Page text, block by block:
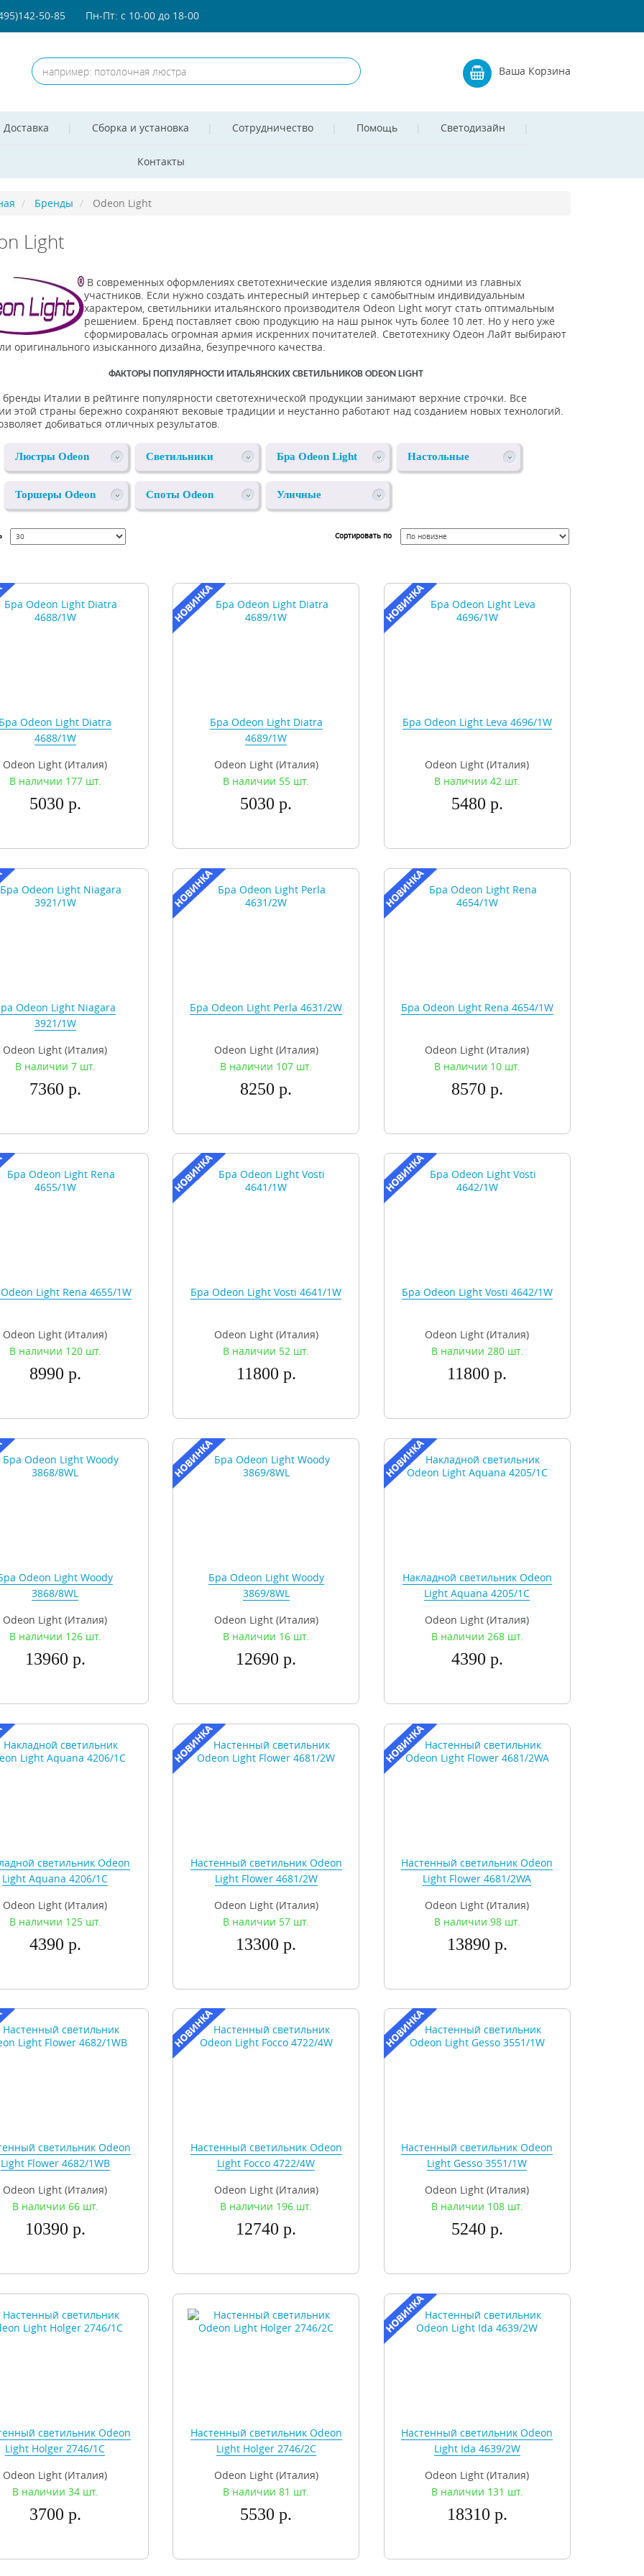
50-85 Пн-Пт: с 10-00 до 18-00
Ваша Корзина
Доставка Сборка и установка Сотрудничество Помощь Светодизайн
Контакты
Бренды Odeon Light
Light
В современных оформлениях светотехнические изделия являются одними из главных
участников. Если нужно создать интересный интерьер с самобытным индивидуальным
характером, светильники итальянского производителя Odeon Light могут стать оптимальным
решением. Бренд поставляет свою продукцию на наш рынок чуть более 10 лет. Но у него уже
сформировалась огромная армия искренних почитателей. Светотехнику Одеон Лайт выбирают
оригинального изысканного дизайна, безупречного качества.
ФАКТОРЫ ПОПУЛЯРНОСТИ ИТАЛЬЯНСКИХ СВЕТИЛЬНИКОВ ODEON LIGHT
Италии в рейтинге популярности светотехнической продукции занимают верхние строчки. Все
этой страны бережно сохраняют вековые традиции и неустанно работают над созданием новых технологий.
добиваться отличных результатов.
Люстры Odeon Светильники Бра Odeon Light Настольные
Торшеры Odeon Споты Odeon Уличные
Сортировать по
Odeon Light Diatra
4688/1W
Odeon Light (Италия)
В наличии 177 шт.
5030 р.
Бра Odeon Light Diatra
4689/1W
Odeon Light (Италия)
В наличии 55 шт.
5030 р.
Бра Odeon Light Leva 4696/1W
Odeon Light (Италия)
В наличии 42 шт.
5480 р.
Odeon Light Niagara
3921/1W
Odeon Light (Италия)
В наличии 7 шт.
7360 р.
Бра Odeon Light Perla 4631/2W
Odeon Light (Италия)
В наличии 107 шт.
8250 р.
Бра Odeon Light Rena 4654/1W
Odeon Light (Италия)
В наличии 10 шт.
8570 р.
Light Rena 4655/1W
Odeon Light (Италия)
В наличии 120 шт.
8990 р.
Бра Odeon Light Vosti 4641/1W
Odeon Light (Италия)
В наличии 52 шт.
11800 р.
Бра Odeon Light Vosti 4642/1W
Odeon Light (Италия)
В наличии 280 шт.
11800 р.
Odeon Light Woody
3868/8WL
Odeon Light (Италия)
В наличии 126 шт.
13960 р.
Бра Odeon Light Woody
3869/8WL
Odeon Light (Италия)
В наличии 16 шт.
12690 р.
Накладной светильник Odeon
Light Aquana 4205/1C
Odeon Light (Италия)
В наличии 268 шт.
4390 р.
светильник Odeon
Light Aquana 4206/1C
Odeon Light (Италия)
В наличии 125 шт.
4390 р.
Настенный светильник Odeon
Light Flower 4681/2W
Odeon Light (Италия)
В наличии 57 шт.
13300 р.
Настенный светильник Odeon
Light Flower 4681/2WA
Odeon Light (Италия)
В наличии 98 шт.
13890 р.
светильник Odeon
Light Flower 4682/1WB
Odeon Light (Италия)
В наличии 66 шт.
10390 р.
Настенный светильник Odeon
Light Focco 4722/4W
Odeon Light (Италия)
В наличии 196 шт.
12740 р.
Настенный светильник Odeon
Light Gesso 3551/1W
Odeon Light (Италия)
В наличии 108 шт.
5240 р.
светильник Odeon
Light Holger 2746/1C
Odeon Light (Италия)
В наличии 34 шт.
3700 р.
Настенный светильник Odeon
Light Holger 2746/2C
Odeon Light (Италия)
В наличии 81 шт.
5530 р.
Настенный светильник Odeon
Light Ida 4639/2W
Odeon Light (Италия)
В наличии 131 шт.
18310 р.